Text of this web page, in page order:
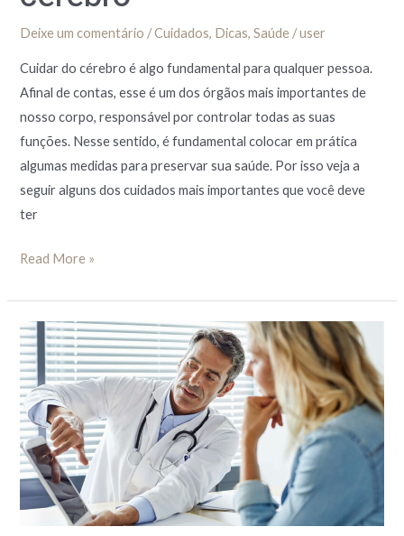
Deixe um comentário /Cuidados, Dicas,Saúde /user
Cuidar do cérebro é algo fundamental para qualquer pessoa.
Afinal de contas, esse é um dos órgãos mais importantes de
nosso corpo, responsável por controlar todas as suas
funções. Nesse sentido, é fundamental colocar em prática
algumas medidas para preservar sua saúde. Por isso veja a
seguir alguns dos cuidados mais importantes que você deve
ter
Read More »
5
Sinais
de
que
é
hora
de
visitar